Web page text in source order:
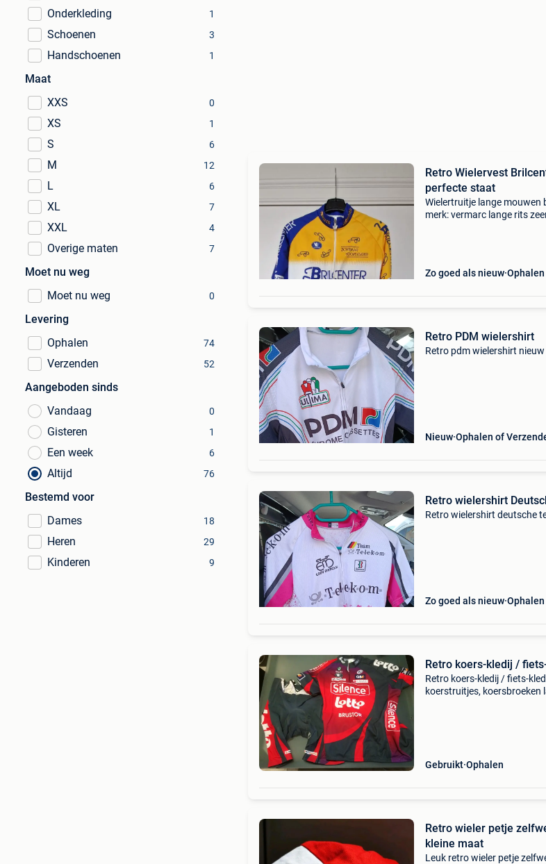
Onderkleding 1
Schoenen 3
Handschoenen 1
Maat
XXS
0
XS 1
S 6
M 12
L 6
XL 7
XXL 4
Overige maten 7
Moet nu weg
Moet nu weg
0
Levering
Ophalen
74
Verzenden 52
Aangeboden sinds
Vandaag
0
Gisteren 1
Een week 6
Altijd 76
Bestemd voor
Dames
18
Heren 29
Kinderen 9
Retro Wielervest
perfecte staat
Wielertruitje lange mouwen
merk: vermarc lange rits
Zo goed als nieuw
Retro PDM wielershirt
Retro pdm wielershirt nieuw
Nieuw Ophalen of
Retro wielershirt
Retro wielershirt deutsche
Zo goed als nieuw
Retro koers-kledij /
Retro koers-kledij / fiets-
koerstruitjes, koersbroeken
Gebruikt Ophalen
Retro wieler petje zelfwerkende patron
kleine maat
Leuk retro wieler petje